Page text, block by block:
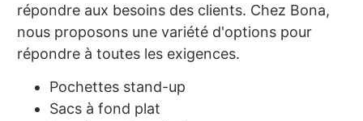
répondre aux besoins des clients. Chez Bona,
nous proposons une variété d'options pour
répondre à toutes les exigences.
Pochettes stand-up
Sacs à fond plat